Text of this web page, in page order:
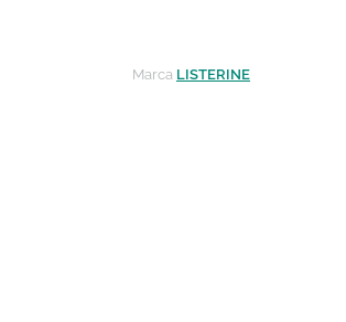
Marca LISTERINE